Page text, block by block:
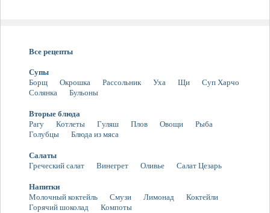
Все рецепты
Супы
Борщ
Окрошка Рассольник Уха Щи
Суп Харчо
Солянка
Бульоны
Вторые блюда
Рагу
Котлеты Гуляш Плов Овощи
Рыба
Голубцы
Блюда из мяса
Салаты
Греческий салат
Винегрет Оливье Салат Цезарь
Напитки
Молочный коктейль
Смузи Лимонад
Коктейли
Горячий шоколад
Компоты